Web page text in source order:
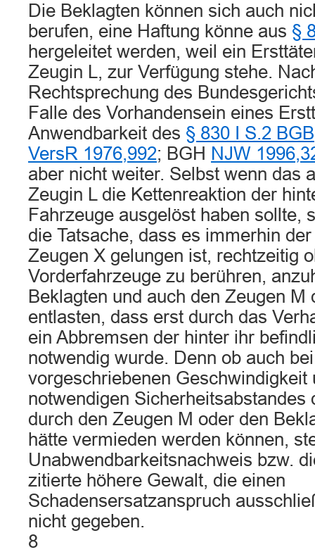
Die Beklagten können sich auch
berufen, eine Haftung könne aus §
hergeleitet werden, weil ein
Zeugin L, zur Verfügung stehe.
Rechtsprechung des
Falle des Vorhandensein eines
Anwendbarkeit des § 830 I S.2 BGB
VersR 1976,992; BGH NJW
aber nicht weiter. Selbst wenn das
Zeugin L die Kettenreaktion der
Fahrzeuge ausgelöst haben sollte,
die Tatsache, dass es immerhin
Zeugen X gelungen ist, rechtzeitig
Vorderfahrzeuge zu berühren,
Beklagten und auch den Zeugen M
entlasten, dass erst durch das
ein Abbremsen der hinter ihr
notwendig wurde. Denn ob auch
vorgeschriebenen Geschwindigkeit
notwendigen Sicherheitsabstandes
durch den Zeugen M oder den
hätte vermieden werden können,
Unabwendbarkeitsnachweis bzw.
zitierte höhere Gewalt, die einen
Schadensersatzanspruch
nicht gegeben.
8